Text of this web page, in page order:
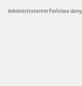
Administratorem Państwa